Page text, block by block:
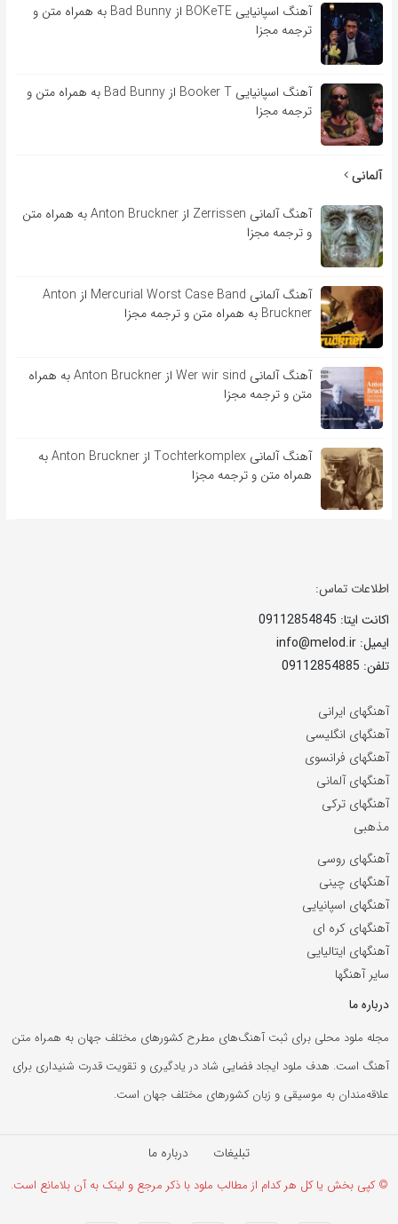
آهنگ اسپانیایی BOKeTE از Bad Bunny به همراه متن و
ترجمه مجزا
آهنگ اسپانیایی Booker T از Bad Bunny به همراه متن و
ترجمه مجزا
آلمانی
آهنگ آلمانی Zerrissen از Anton Bruckner به همراه متن
و ترجمه مجزا
آهنگ آلمانی Mercurial Worst Case Band از Anton
Bruckner به همراه متن و ترجمه مجزا
آهنگ آلمانی Wer wir sind از Anton Bruckner به همراه
متن و ترجمه مجزا
آهنگ آلمانی Tochterkomplex از Anton Bruckner به
همراه متن و ترجمه مجزا
اطلاعات تماس:
اکانت ایتا: 09112854845
ایمیل: info@melod.ir
تلفن: 09112854885
آهنگهای ایرانی
آهنگهای انگلیسی
آهنگهای فرانسوی
آهنگهای آلمانی
آهنگهای ترکی
مذهبی
آهنگهای روسی
آهنگهای چینی
آهنگهای اسپانیایی
آهنگهای کره ای
آهنگهای ایتالیایی
سایر آهنگها
درباره ما
مجله ملود محلی برای ثبت آهنگ‌های مطرح کشورهای مختلف جهان به همراه متن
آهنگ است. هدف ملود ایجاد فضایی شاد در یادگیری و تقویت قدرت شنیداری برای
علاقه‌مندان به موسیقی و زبان کشورهای مختلف جهان است.
تبلیغات درباره ما
© کپی بخش یا کل هر کدام از مطالب ملود با ذکر مرجع و لینک به آن بلامانع است.